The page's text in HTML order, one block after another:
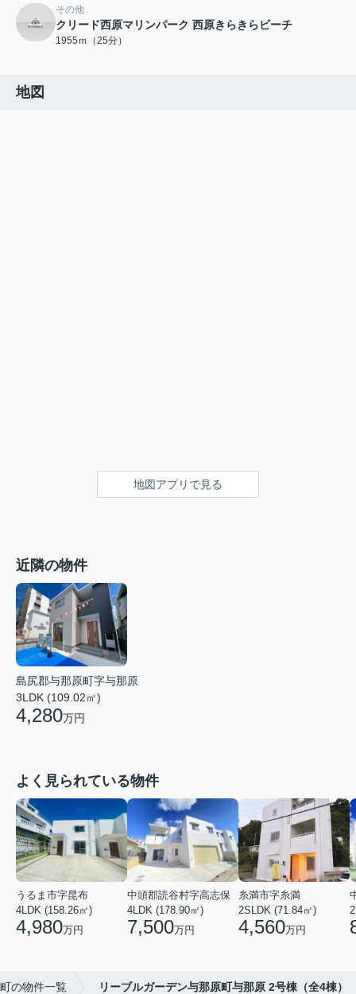
その他
クリード西原マリンパーク 西原きらきらビーチ
1955ｍ（25分）
地図
地図アプリで見る
近隣の物件
島尻郡与那原町字与那原
3LDK (109.02㎡)
4,280万円
よく見られている物件
うるま市字昆布
4LDK (158.26㎡)
4,980万円
中頭郡読谷村字高志保
4LDK (178.90㎡)
7,500万円
糸満市字糸満
2SLDK (71.84㎡)
4,560万円
の物件一覧 リーブルガーデン与那原町与那原 2号棟（全4棟）